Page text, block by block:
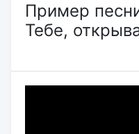
Пример
Тебе,